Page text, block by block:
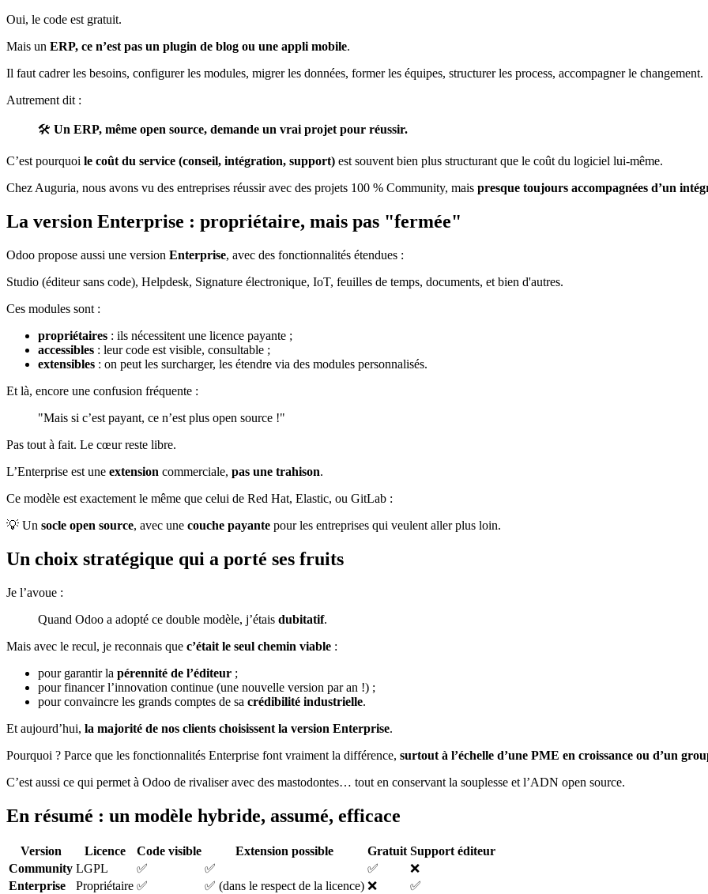
Oui, le code est gratuit.
Mais un ERP, ce n’est pas un plugin de blog ou une appli mobile.
Il faut cadrer les besoins, configurer les modules, migrer les données, former les équipes, structurer les process, accompagner le changement.
Autrement dit :
🛠️ Un ERP, même open source, demande un vrai projet pour réussir.
C’est pourquoi le coût du service (conseil, intégration, support) est souvent bien plus structurant que le coût du logiciel lui-même.
Chez Auguria, nous avons vu des entreprises réussir avec des projets 100 % Community, mais presque toujours accompagnées d’un
La version Enterprise : propriétaire, mais pas "fermée"
Odoo propose aussi une version Enterprise, avec des fonctionnalités étendues :
Studio (éditeur sans code), Helpdesk, Signature électronique, IoT, feuilles de temps, documents, et bien d'autres.
Ces modules sont :
propriétaires : ils nécessitent une licence payante ;
accessibles : leur code est visible, consultable ;
extensibles : on peut les surcharger, les étendre via des modules personnalisés.
Et là, encore une confusion fréquente :
"Mais si c’est payant, ce n’est plus open source !"
Pas tout à fait. Le cœur reste libre.
L’Enterprise est une extension commerciale, pas une trahison.
Ce modèle est exactement le même que celui de Red Hat, Elastic, ou GitLab :
💡 Un socle open source, avec une couche payante pour les entreprises qui veulent aller plus loin.
Un choix stratégique qui a porté ses fruits
Je l’avoue :
Quand Odoo a adopté ce double modèle, j’étais dubitatif.
Mais avec le recul, je reconnais que c’était le seul chemin viable :
pour garantir la pérennité de l’éditeur ;
pour financer l’innovation continue (une nouvelle version par an !) ;
pour convaincre les grands comptes de sa crédibilité industrielle.
Et aujourd’hui, la majorité de nos clients choisissent la version Enterprise.
Pourquoi ? Parce que les fonctionnalités Enterprise font vraiment la différence, surtout à l’échelle d’une PME en croissance ou d’un
C’est aussi ce qui permet à Odoo de rivaliser avec des mastodontes… tout en conservant la souplesse et l’ADN open source.
En résumé : un modèle hybride, assumé, efficace
Version Licence Code visible Extension possible Gratuit Support éditeur
Community LGPL ✅ ✅ ✅
❌
Enterprise
Propriétaire ✅ ✅ (dans le respect de la licence) ❌ ✅